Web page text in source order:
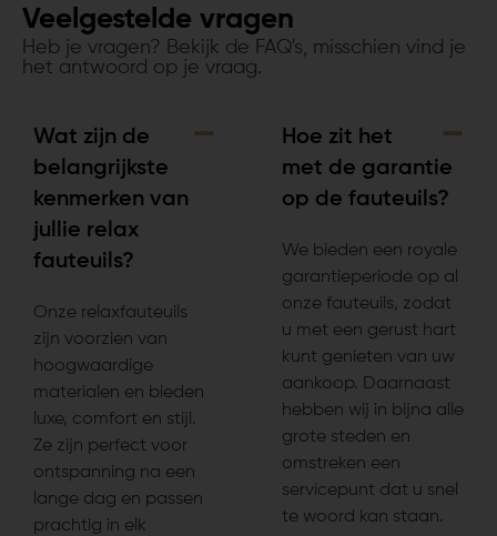
Veelgestelde vragen
Heb je vragen? Bekijk de FAQ's, misschien vind je
het antwoord op je vraag.
Wat zijn de
belangrijkste
kenmerken van
jullie relax
fauteuils?
Onze relaxfauteuils
zijn voorzien van
hoogwaardige
materialen en bieden
luxe, comfort en stijl.
Ze zijn perfect voor
ontspanning na een
lange dag en passen
prachtig in elk
Hoe zit het
met de garantie
op de fauteuils?
We bieden een royale
garantieperiode op al
onze fauteuils, zodat
u met een gerust hart
kunt genieten van uw
aankoop. Daarnaast
hebben wij in bijna alle
grote steden en
omstreken een
servicepunt dat u snel
te woord kan staan.